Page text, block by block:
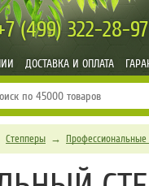
(499)322-28-97
ДОСТАВКА И ОПЛАТА
Степперы → Профессиональные